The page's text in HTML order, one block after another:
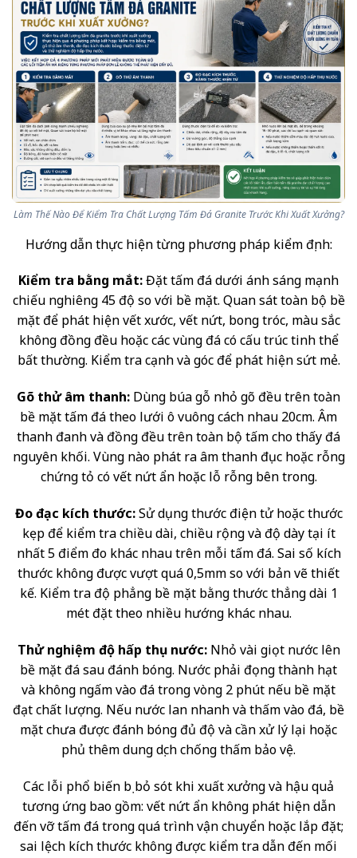
Làm Thế Nào Để Kiểm Tra Chất Lượng Tấm Đá Granite Trước Khi Xuất Xưởng?
Hướng dẫn thực hiện từng phương pháp kiểm định:
Kiểm tra bằng mắt:Đặt tấm đá dưới ánh sáng mạnh
chiếu nghiêng 45 độ so với bề mặt. Quan sát toàn bộ bề
mặt để phát hiện vết xước, vết nứt, bong tróc, màu sắc
không đồng đều hoặc các vùng đá có cấu trúc tinh thể
bất thường. Kiểm tra cạnh và góc để phát hiện sứt mẻ.
Gõ thử âm thanh: Dùng búa gỗ nhỏ gõ đều trên toàn
bề mặt tấm đá theo lưới ô vuông cách nhau 20cm. Âm
thanh đanh và đồng đều trên toàn bộ tấm cho thấy đá
nguyên khối. Vùng nào phát ra âm thanh đục hoặc rỗng
chứng tỏ có vết nứt ẩn hoặc lỗ rỗng bên trong.
Đo đạc kích thước:Sử dụng thước điện tử hoặc thước
kẹp để kiểm tra chiều dài, chiều rộng và độ dày tại ít
nhất 5 điểm đo khác nhau trên mỗi tấm đá. Sai số kích
thước không được vượt quá 0,5mm so với bản vẽ thiết
kế. Kiểm tra độ phẳng bề mặt bằng thước thẳng dài 1
mét đặt theo nhiều hướng khác nhau.
Thử nghiệm độ hấp thụ nước:Nhỏ vài giọt nước lên
bề mặt đá sau đánh bóng. Nước phải đọng thành hạt
và không ngấm vào đá trong vòng 2 phút nếu bề mặt
đạt chất lượng. Nếu nước lan nhanh và thấm vào đá, bề
mặt chưa được đánh bóng đủ độ và cần xử lý lại hoặc
phủ thêm dung dịch chống thấm bảo vệ.
Các lỗi phổ biến bị bỏ sót khi xuất xưởng và hậu quả
tương ứng bao gồm: vết nứt ẩn không phát hiện dẫn
đến vỡ tấm đá trong quá trình vận chuyển hoặc lắp đặt;
sai lệch kích thước không được kiểm tra dẫn đến mối